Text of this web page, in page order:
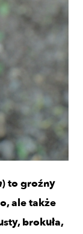
) to groźny
ale także
brokuła,